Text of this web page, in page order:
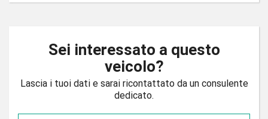
Sei interessato a questo
veicolo?
Lascia i tuoi dati e sarai ricontattato da un consulente
dedicato.